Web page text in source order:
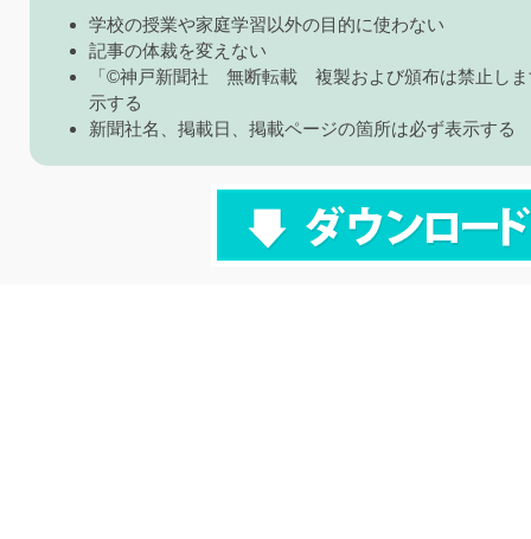
学校の授業や家庭学習以外の目的に使わない
記事の体裁を変えない
「©神戸新聞社 無断転載 複製および頒布は禁止しま
示する
新聞社名、掲載日、掲載ページの箇所は必ず表示する